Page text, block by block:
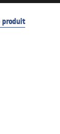
produit